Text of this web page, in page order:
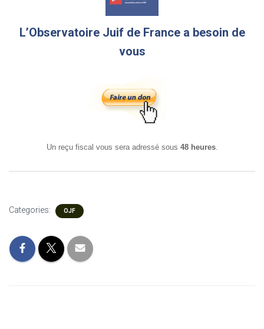
L’Observatoire Juif de France a besoin de
vous
Un reçu fiscal vous sera adressé sous 48 heures.
Categories: OJF